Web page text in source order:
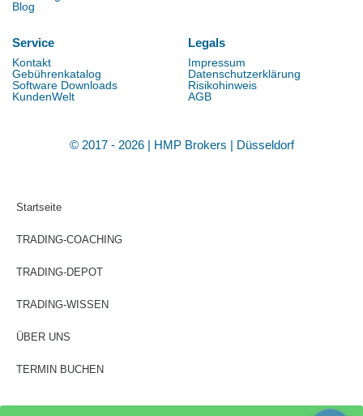
Blog
Service
Kontakt
Gebührenkatalog
Software Downloads
KundenWelt
Legals
Impressum
Datenschutzerklärung
Risikohinweis
AGB
© 2017 - 2026 | HMP Brokers | Düsseldorf
Startseite
TRADING-COACHING
TRADING-DEPOT
TRADING-WISSEN
ÜBER UNS
TERMIN BUCHEN